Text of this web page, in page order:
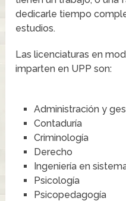
dedicarle tiempo
estudios.
Las licenciaturas en
imparten en UPP son:
Administración y
Contaduría
Criminología
Derecho
Ingeniería en
Psicología
Psicopedagogía